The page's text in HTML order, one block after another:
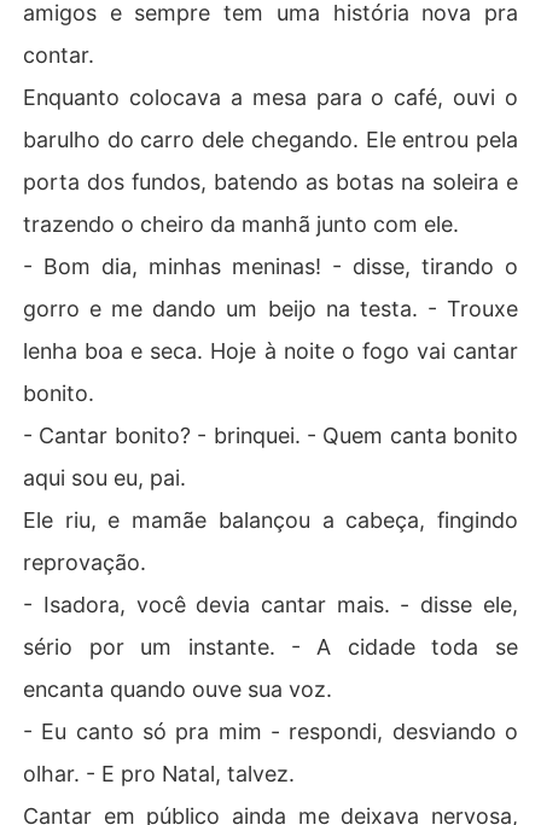
amigos e sempre tem uma história nova pra
contar.
Enquanto colocava a mesa para o café, ouvi o
barulho do carro dele chegando. Ele entrou pela
porta dos fundos, batendo as botas na soleira e
trazendo o cheiro da manhã junto com ele.
- Bom dia, minhas meninas! - disse, tirando o
gorro e me dando um beijo na testa. - Trouxe
lenha boa e seca. Hoje à noite o fogo vai cantar
bonito.
- Cantar bonito? - brinquei. - Quem canta bonito
aqui sou eu, pai.
Ele riu, e mamãe balançou a cabeça, fingindo
reprovação.
- Isadora, você devia cantar mais. - disse ele,
sério por um instante. - A cidade toda se
encanta quando ouve sua voz.
- Eu canto só pra mim - respondi, desviando o
olhar. - E pro Natal, talvez.
Cantar em público ainda me deixava nervosa,